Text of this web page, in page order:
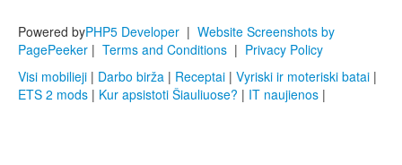
Powered byPHP5 Developer | Website Screenshots by
PagePeeker | Terms and Conditions | Privacy Policy
Visi mobilieji | Darbo birža | Receptai | Vyriski ir moteriski batai |
ETS 2 mods | Kur apsistoti Šiauliuose? | IT naujienos |